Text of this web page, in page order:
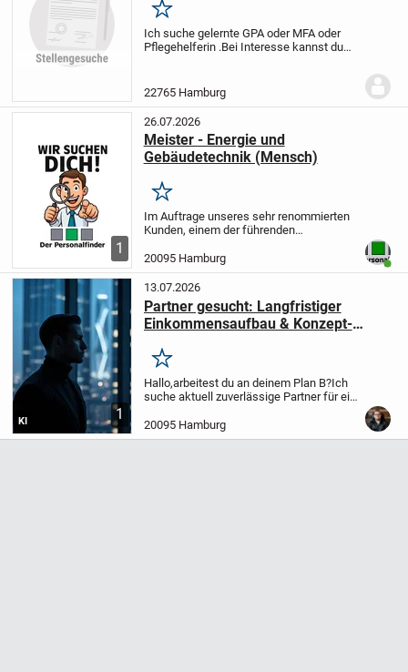
Merken
Ich suche gelernte GPA oder MFA oder
Pflegehelferin .Bei Interesse kannst du
22765 Hamburg
1
26.07.2026
Meister - Energie und
Gebäudetechnik (Mensch)
Merken
Im Auftrage unseres sehr renommierten
Kunden, einem der führenden
sucht der Personalfinder zur
Direktvermittlung in Vollzeit (39,00
Stunden / Woche) zum...
20095 Hamburg
1
KI
13.07.2026
Partner gesucht: Langfristiger
Einkommensaufbau & Konzept-
Merken
Hallo,arbeitest du an deinem Plan B?Ich
suche aktuell zuverlässige Partner für ein
Einkommensbereich.
Einarbeitung durch ein erprobtes System,
20095 Hamburg